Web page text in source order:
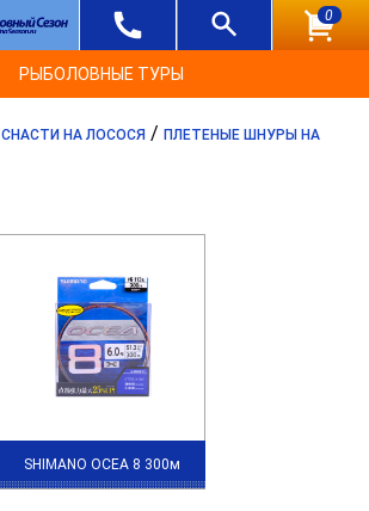
0
РЫБОЛОВНЫЕ ТУРЫ
СНАСТИ НА ЛОСОСЯ / ПЛЕТЕНЫЕ ШНУРЫ НА
SHIMANO OCEA 8 300м